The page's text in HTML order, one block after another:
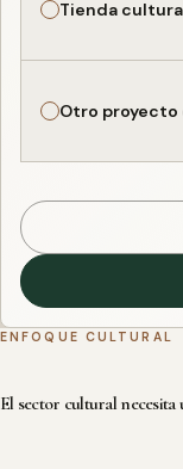
Tienda
Otro
ENFOQUE CULTURAL
El sector cultural necesita